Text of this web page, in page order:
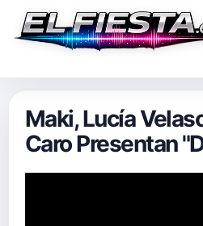
Maki, Lucía
Caro Presentan